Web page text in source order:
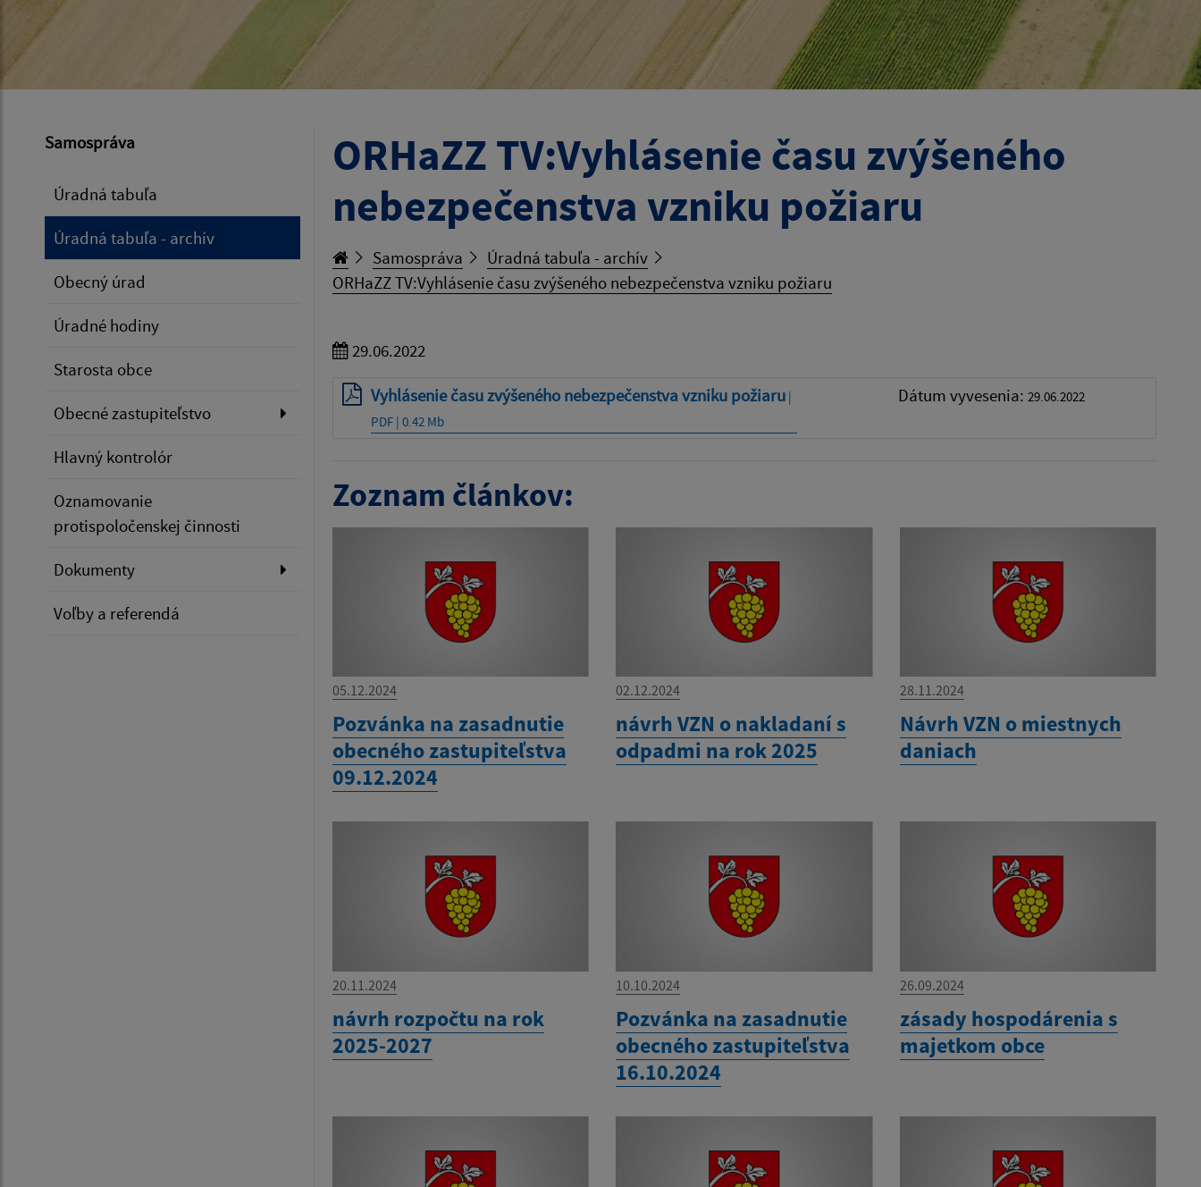
Samospráva
Úradná tabuľa
Úradná tabuľa - archív
Obecný úrad
Úradné hodiny
Starosta obce
Obecné zastupiteľstvo
Hlavný kontrolór
Oznamovanie
protispoločenskej činnosti
Dokumenty
Voľby a referendá
ORHaZZ TV:Vyhlásenie času zvýšeného
nebezpečenstva vzniku požiaru
Samospráva
Úradná tabuľa - archív
ORHaZZ TV:Vyhlásenie času zvýšeného nebezpečenstva vzniku požiaru
29.06.2022
Vyhlásenie času zvýšeného nebezpečenstva vzniku požiaru|
PDF | 0.42 Mb
Dátum vyvesenia: 29.06.2022
Zoznam článkov:
05.12.2024
Pozvánka na zasadnutie
obecného zastupiteľstva
09.12.2024
02.12.2024
návrh VZN o nakladaní s
odpadmi na rok 2025
28.11.2024
Návrh VZN o miestnych
daniach
20.11.2024
návrh rozpočtu na rok
2025-2027
10.10.2024
Pozvánka na zasadnutie
obecného zastupiteľstva
16.10.2024
26.09.2024
zásady hospodárenia s
majetkom obce